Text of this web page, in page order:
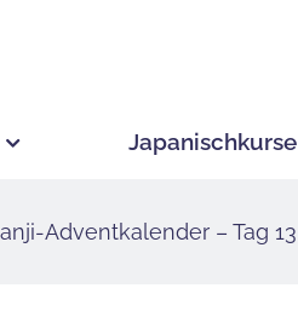
Japanischkurse
Adventkalender – Tag 13